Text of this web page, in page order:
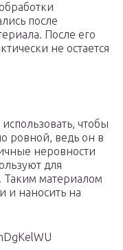
после
После его
не остается
чтобы
ровной, ведь он в
неровности
для
Таким материалом
и наносить на